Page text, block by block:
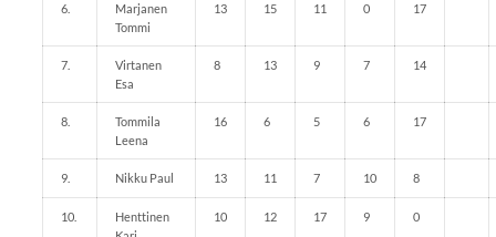
6.
Marjanen
Tommi
13 15 11 0 17
7.
Virtanen
Esa
8 13 9 7 14
8.
Tommila
Leena
16 6 5 6 17
9. Nikku Paul 13 11 7 10 8
10.
Henttinen
10 12 17 9 0